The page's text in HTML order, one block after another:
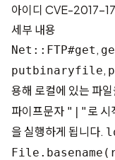
아이디 CVE-2017-
세부 내용
Net::FTP#get ,
putbinaryfile,
용해 로컬에 있는 파
파이프문자 "|" 로 시
을 실행하게 됩니다.